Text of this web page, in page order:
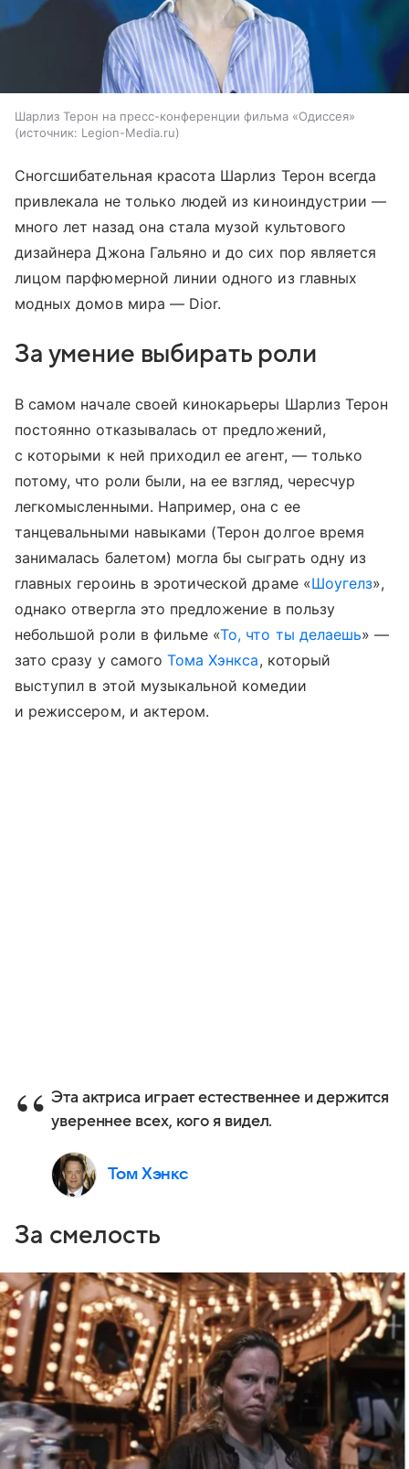
Шарлиз Терон на пресс-конференции фильма «Одиссея»
источник: Legion-Media.ru
Сногсшибательная красота Шарлиз Терон всегда
привлекала не только людей из киноиндустрии —
много лет назад она стала музой культового
дизайнера Джона Гальяно и до сих пор является
лицом парфюмерной линии одного из главных
модных домов мира — Dior.
За умение выбирать роли
В самом начале своей кинокарьеры Шарлиз Терон
постоянно отказывалась от предложений,
с которыми к ней приходил ее агент, — только
потому, что роли были, на ее взгляд, чересчур
легкомысленными. Например, она с ее
танцевальными навыками (Терон долгое время
занималась балетом) могла бы сыграть одну из
главных героинь в эротической драме «Шоугелз»,
однако отвергла это предложение в пользу
небольшой роли в фильме «То, что ты делаешь» —
зато сразу у самого Тома Хэнкса, который
выступил в этой музыкальной комедии
и режиссером, и актером.
Эта актриса играет естественнее и держится
увереннее всех, кого я видел.
Том Хэнкс
За смелость